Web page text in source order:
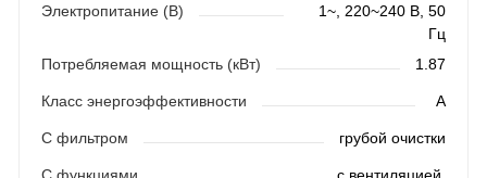
Электропитание (В)
1~, 220~240 В, 50
Гц
Потребляемая мощность (кВт)
1.87
Класс энергоэффективности A
С фильтром грубой очистки